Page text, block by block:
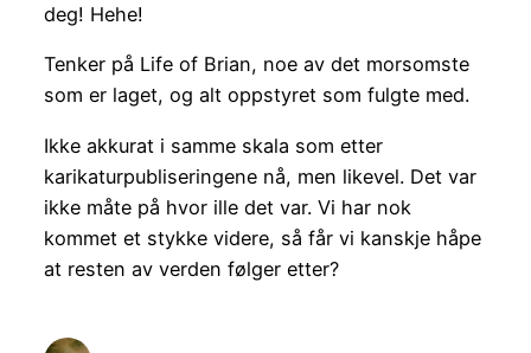
deg! Hehe!
Tenker på Life of Brian, noe av det morsomste
som er laget, og alt oppstyret som fulgte med.
Ikke akkurat i samme skala som etter
karikaturpubliseringene nå, men likevel. Det var
ikke måte på hvor ille det var. Vi har nok
kommet et stykke videre, så får vi kanskje håpe
at resten av verden følger etter?